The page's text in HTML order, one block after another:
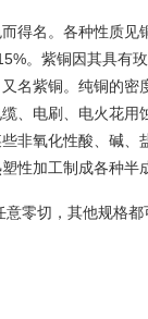
得名。各种性质
。紫铜因其具有
名紫铜。纯铜的
、电刷、电火花
非氧化性酸、碱
性加工制成各种半
零切，其他规格都